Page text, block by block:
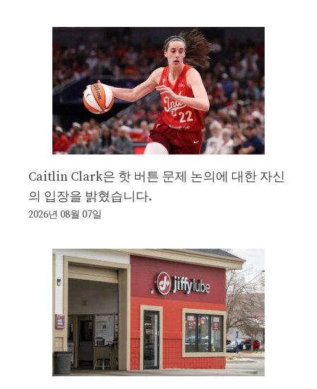
Caitlin Clark은 핫 버튼 문제 논의에 대한 자신
의 입장을 밝혔습니다.
2026년 08월 07일